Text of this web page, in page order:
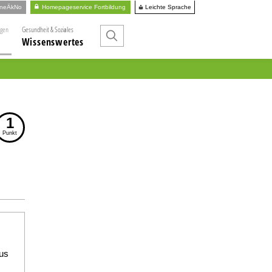
Homepageservice Fortbildung Leichte Sprache
Gesundheit & Soziales
Wissenswertes
1
Punkt